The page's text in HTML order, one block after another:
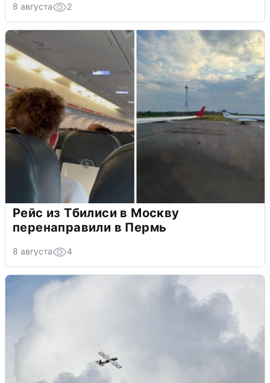
8 августа 2
Рейс из Тбилиси в Москву
перенаправили в Пермь
8 августа 4